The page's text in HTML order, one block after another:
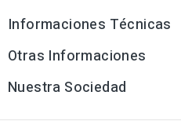
Informaciones Técnicas
Otras Informaciones
Nuestra Sociedad